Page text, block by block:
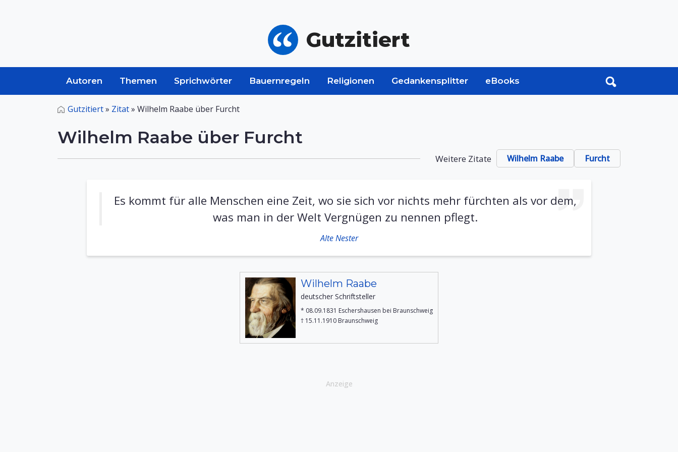
Gutzitiert
Autoren Themen Sprichwörter Bauernregeln Religionen Gedankensplitter eBooks
Gutzitiert» Zitat» Wilhelm Raabe über Furcht
Wilhelm Raabe über Furcht
Weitere Zitate Wilhelm Raabe Furcht
Es kommt für alle Menschen eine Zeit, wo sie sich vor nichts mehr fürchten als vor dem,
was man in der Welt Vergnügen zu nennen pflegt.
Alte Nester
Wilhelm Raabe
deutscher Schriftsteller
* 08.09.1831 Eschershausen bei Braunschweig
† 15.11.1910 Braunschweig
Anzeige